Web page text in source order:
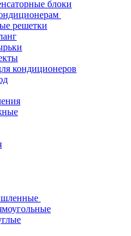
блоки
решетки
кондиционеров